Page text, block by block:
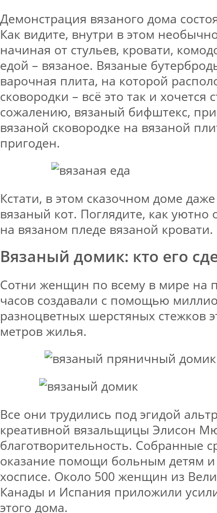
Демонстрация вязаного дома
Как видите, внутри в этом
начиная от стульев, кровати,
едой – вязаное. Вязаные
варочная плита, на которой
сковородки – всё это так и хочется
сожалению, вязаный бифштекс,
вязаной сковородке на вязаной
пригоден.
Кстати, в этом сказочном доме
вязаный кот. Поглядите, как уютно
на вязаном пледе вязаной кровати.
Вязаный домик: кто его
Сотни женщин по всему в мире на
часов создавали с помощью
разноцветных шерстяных стежков
метров жилья.
Все они трудились под эгидой
креативной вязальщицы Элисон
благотворительность. Собранные
оказание помощи больным детям
хосписе. Около 500 женщин из
Канады и Испания приложили
этого дома.